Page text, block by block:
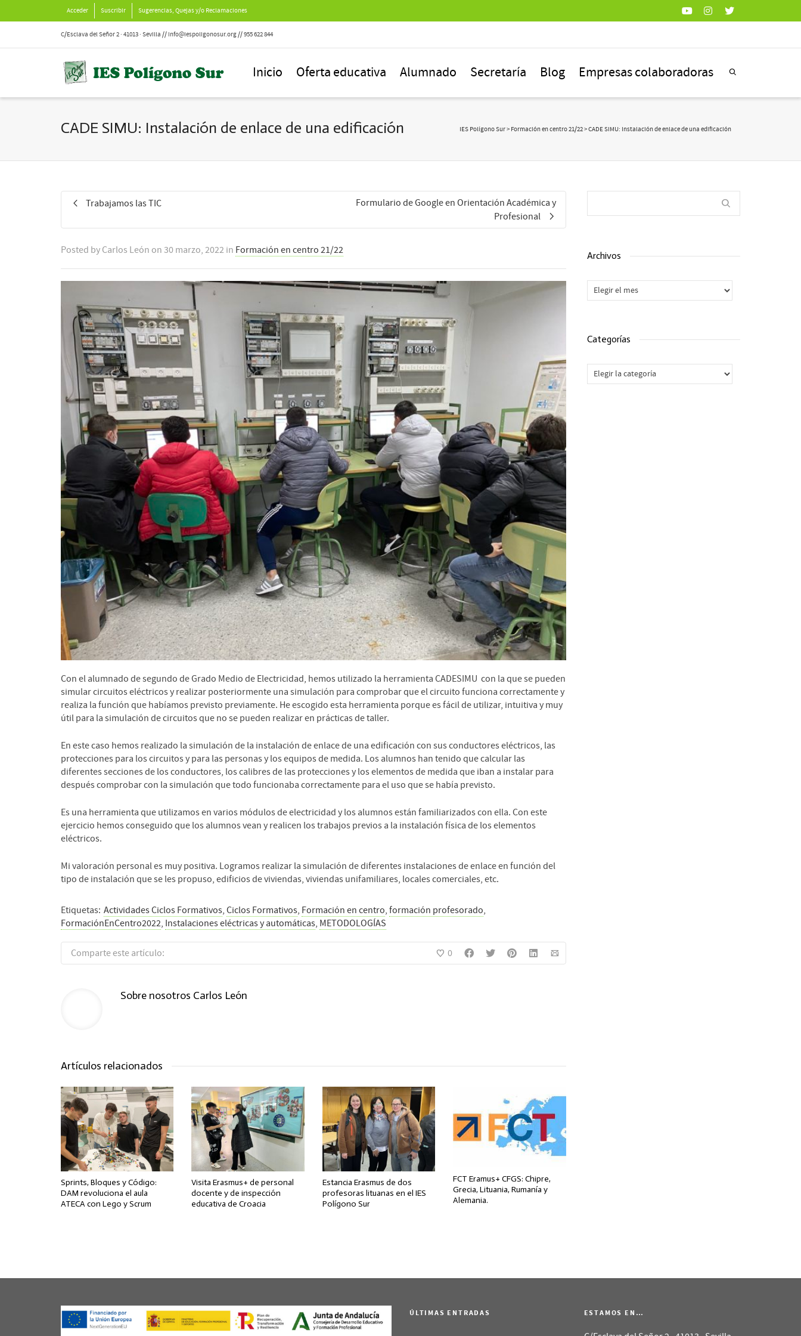
Acceder Suscribir Sugerencias, Quejas y/o Reclamaciones
C/Esclava del Señor 2 · 41013 · Sevilla // info@iespoligonosur.org // 955 622 844
Inicio Oferta educativa Alumnado Secretaría Blog Empresas colaboradoras
CADE SIMU: Instalación de enlace de una edificación IES Polígono Sur> Formación en centro 21/22> CADE SIMU: Instalación de enlace de una edificación
Trabajamos las TIC
Formulario de Google en Orientación Académica y
Profesional
Posted by Carlos León on 30 marzo, 2022 in Formación en centro 21/22
Con el alumnado de segundo de Grado Medio de Electricidad, hemos utilizado la herramienta CADESIMU con la que se pueden
simular circuitos eléctricos y realizar posteriormente una simulación para comprobar que el circuito funciona correctamente y
realiza la función que habíamos previsto previamente. He escogido esta herramienta porque es fácil de utilizar, intuitiva y muy
útil para la simulación de circuitos que no se pueden realizar en prácticas de taller.
En este caso hemos realizado la simulación de la instalación de enlace de una edificación con sus conductores eléctricos, las
protecciones para los circuitos y para las personas y los equipos de medida. Los alumnos han tenido que calcular las
diferentes secciones de los conductores, los calibres de las protecciones y los elementos de medida que iban a instalar para
después comprobar con la simulación que todo funcionaba correctamente para el uso que se había previsto.
Es una herramienta que utilizamos en varios módulos de electricidad y los alumnos están familiarizados con ella. Con este
ejercicio hemos conseguido que los alumnos vean y realicen los trabajos previos a la instalación física de los elementos
eléctricos.
Mi valoración personal es muy positiva. Logramos realizar la simulación de diferentes instalaciones de enlace en función del
tipo de instalación que se les propuso, edificios de viviendas, viviendas unifamiliares, locales comerciales, etc.
Etiquetas: Actividades Ciclos Formativos, Ciclos Formativos, Formación en centro, formación profesorado,
FormaciónEnCentro2022, Instalaciones eléctricas y automáticas, METODOLOGÍAS
Comparte este artículo: 0
Sobre nosotros Carlos León
Artículos relacionados
Sprints, Bloques y Código:
DAM revoluciona el aula
ATECA con Lego y Scrum
Visita Erasmus+ de personal
docente y de inspección
educativa de Croacia
Estancia Erasmus de dos
profesoras lituanas en el IES
Polígono Sur
FCT Eramus+ CFGS: Chipre,
Grecia, Lituania, Rumanía y
Alemania.
Archivos
Archivos
Categorías
Categorías
ÚLTIMAS ENTRADAS ESTAMOS EN…